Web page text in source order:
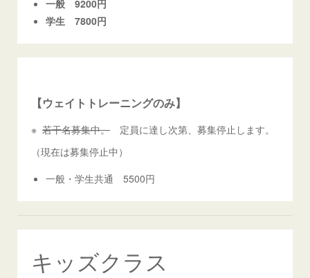
一般 9200円
学生 7800円
【ウェイトトレーニングのみ】
※若干名募集中。 定員に達し次第、募集停止します。
（現在は募集停止中）
一般・学生共通 5500円
キッズクラス